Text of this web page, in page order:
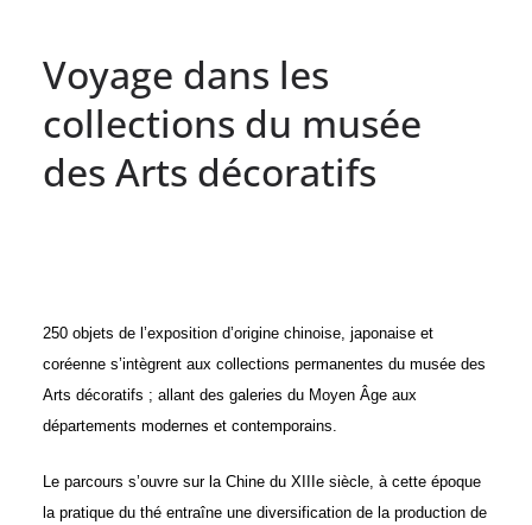
Voyage dans les
collections du musée
des Arts décoratifs
250 objets de l’exposition d’origine chinoise, japonaise et
coréenne s’intègrent aux collections permanentes du musée des
Arts décoratifs ; allant des galeries du Moyen Âge aux
départements modernes et contemporains.
Le parcours s’ouvre sur la Chine du XIIIe siècle, à cette époque
la pratique du thé entraîne une diversification de la production de